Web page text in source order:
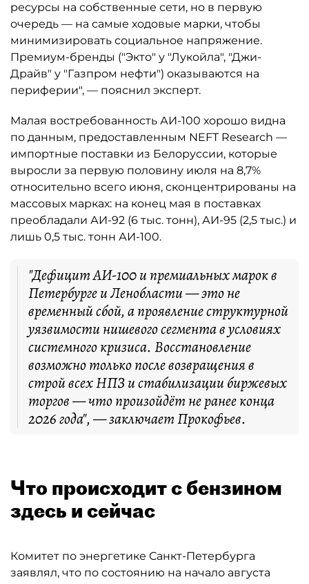
ресурсы на собственные сети, но в первую
очередь — на самые ходовые марки, чтобы
минимизировать социальное напряжение.
Премиум-бренды ("Экто" у "Лукойла", "Джи-
Драйв" у "Газпром нефти") оказываются на
периферии", — пояснил эксперт.
Малая востребованность АИ-100 хорошо видна
по данным, предоставленным NEFT Research —
импортные поставки из Белоруссии, которые
выросли за первую половину июля на 8,7%
относительно всего июня, сконцентрированы на
массовых марках: на конец мая в поставках
преобладали АИ-92 (6 тыс. тонн), АИ-95 (2,5 тыс.) и
лишь 0,5 тыс. тонн АИ-100.
"Дефицит АИ-100 и премиальных марок в
Петербурге и Ленобласти — это не
временный сбой, а проявление структурной
уязвимости нишевого сегмента в условиях
системного кризиса. Восстановление
возможно только после возвращения в
строй всех НПЗ и стабилизации биржевых
торгов — что произойдёт не ранее конца
2026 года", — заключает Прокофьев.
Что происходит с бензином
здесь и сейчас
Комитет по энергетике Санкт-Петербурга
заявлял, что по состоянию на начало августа